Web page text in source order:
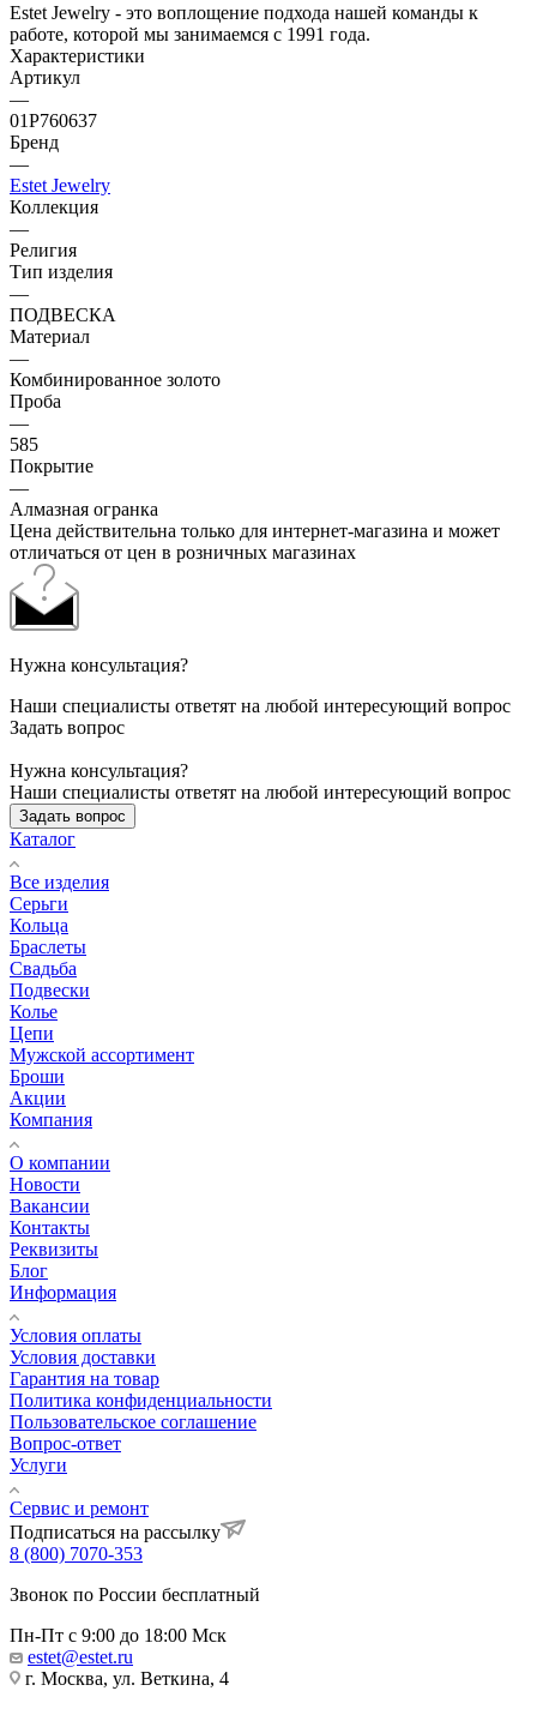
Estet Jewelry - это воплощение подхода нашей команды к
работе, которой мы занимаемся с 1991 года.
Характеристики
Артикул
—
01Р760637
Бренд
—
Estet Jewelry
Коллекция
—
Религия
Тип изделия
—
ПОДВЕСКА
Материал
—
Комбинированное золото
Проба
—
585
Покрытие
—
Алмазная огранка
Цена действительна только для интернет-магазина и может
отличаться от цен в розничных магазинах
Нужна консультация?
Наши специалисты ответят на любой интересующий вопрос
Задать вопрос
Нужна консультация?
Наши специалисты ответят на любой интересующий вопрос
Задать вопрос
Каталог
Все изделия
Серьги
Кольца
Браслеты
Свадьба
Подвески
Колье
Цепи
Мужской ассортимент
Броши
Акции
Компания
О компании
Новости
Вакансии
Контакты
Реквизиты
Блог
Информация
Условия оплаты
Условия доставки
Гарантия на товар
Политика конфиденциальности
Пользовательское соглашение
Вопрос-ответ
Услуги
Сервис и ремонт
Подписаться на рассылку
8 (800) 7070-353
Звонок по России бесплатный
Пн-Пт с 9:00 до 18:00 Мск
estet@estet.ru
г. Москва, ул. Веткина, 4